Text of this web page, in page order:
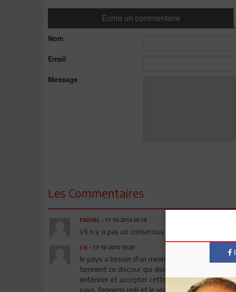
Ecrire un commentaire
Nom
Email
Message
Les Commentaires
FADHEL- 17-10-2014 06:18
s'il n y a pas un consensus entre l'opposition
J.N - 17-10-2014 10:20
le pays a besoin d'un minimum d'entente et
tiennent ce discour qui divise les tunisiens
entériner et accepter cette division. je ne crois
pays. l'ennemi reél et le vrai adversaire ce n'est